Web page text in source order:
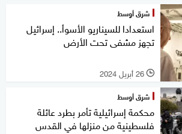
شرق أوسط
استعدادا للسيناريو الأسوأ.. إسرائيل
تجهز مشفى تحت الأرض
l 26 أبريل 2024
شرق أوسط
محكمة إسرائيلية تأمر بطرد عائلة
فلسطينية من منزلها في القدس